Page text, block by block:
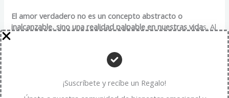
¡Suscríbete y recíbe un Regalo!
El amor verdadero no es un concepto abstracto o
inalcanzable, sino una realidad palpable en nuestras vidas. Al
relaciones basadas en la amistad, el respeto y la confianza
Es una elección consciente y comprometida que nos
permite experimentar el amor en su plenitud.
amor verdadero existe y está al alcance de aquellos